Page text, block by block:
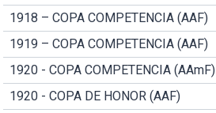
1918 – COPA COMPETENCIA (AAF)
1919 – COPA COMPETENCIA (AAF)
1920 - COPA COMPETENCIA (AAmF)
1920 - COPA DE HONOR (AAF)